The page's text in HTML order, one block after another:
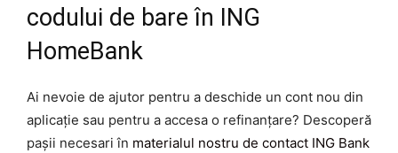
codului de bare în ING
HomeBank
Ai nevoie de ajutor pentru a deschide un cont nou din
aplicație sau pentru a accesa o refinanțare? Descoperă
pașii necesari în materialul nostru de contact ING Bank